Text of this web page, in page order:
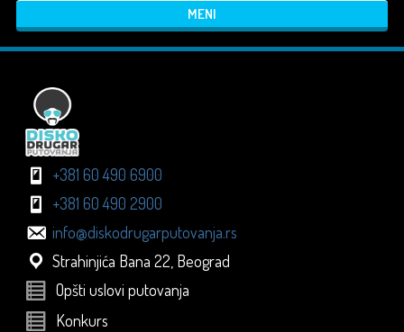
MENI
+381 60 490 6900
+381 60 490 2900
info@diskodrugarputovanja.rs
Strahinjića Bana 22, Beograd
Opšti uslovi putovanja
Konkurs